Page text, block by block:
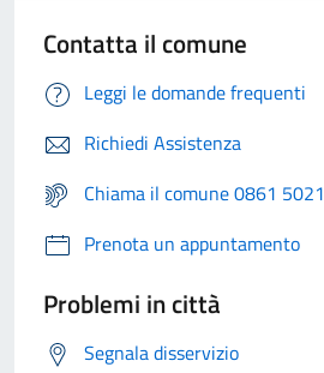
Contatta il comune
Leggi le domande frequenti
Richiedi Assistenza
Chiama il comune 0861 5021
Prenota un appuntamento
Problemi in città
Segnala disservizio